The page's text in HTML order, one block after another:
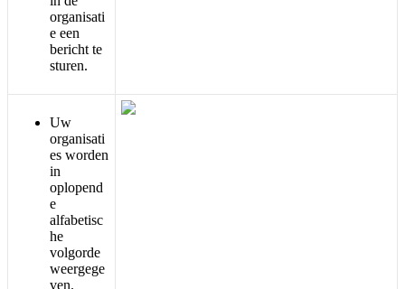
organisati
e een
bericht te
sturen.
Uw
organisati
es worden
in
oplopend
e
alfabetisc
he
volgorde
weergege
ven.